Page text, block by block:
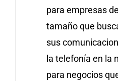
para empresas
tamaño que
sus
la telefonía en la
para negocios